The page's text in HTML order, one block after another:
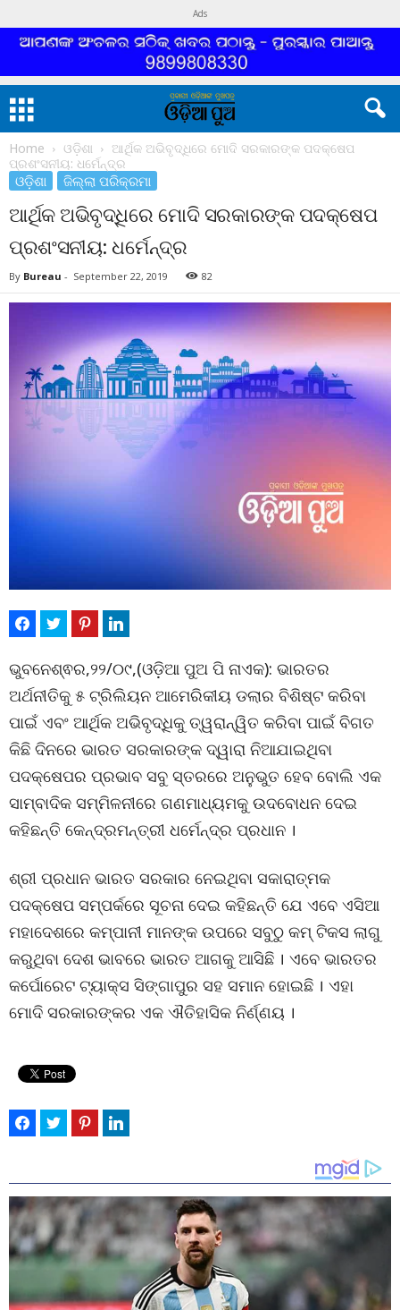
Ads
Home ଓଡ଼ିଶା
ଆର୍ଥିକ ଅଭିବୃଦ୍ଧିରେ ମୋଦି ସରକାରଙ୍କ ପଦକ୍ଷେପ
ପ୍ରଶଂସନୀୟ: ଧର୍ମେନ୍ଦ୍ର
ଓଡ଼ିଶା ଜିଲ୍ଲା ପରିକ୍ରମା
ଆର୍ଥିକ ଅଭିବୃଦ୍ଧିରେ ମୋଦି ସରକାରଙ୍କ ପଦକ୍ଷେପ
ପ୍ରଶଂସନୀୟ: ଧର୍ମେନ୍ଦ୍ର
By Bureau - September 22, 2019 82
ଭୁବନେଶ୍ଵର,୨୨/୦୯,(ଓଡ଼ିଆ ପୁଅ ପି ନାଏକ): ଭାରତର
ଅର୍ଥନୀତିକୁ ୫ ଟ୍ରିଲିୟନ ଆମେରିକୀୟ ଡଲାର ବିଶିଷ୍ଟ କରିବା
ପାଇଁ ଏବଂ ଆର୍ଥିକ ଅଭିବୃଦ୍ଧିକୁ ତ୍ୱରାନ୍ୱିତ କରିବା ପାଇଁ ବିଗତ
କିଛି ଦିନରେ ଭାରତ ସରକାରଙ୍କ ଦ୍ୱାରା ନିଆଯାଇଥିବା
ପଦକ୍ଷେପର ପ୍ରଭାବ ସବୁ ସ୍ତରରେ ଅନୁଭୁତ ହେବ ବୋଲି ଏକ
ସାମ୍ବାଦିକ ସମ୍ମିଳନୀରେ ଗଣମାଧ୍ୟମକୁ ଉଦବୋଧନ ଦେଇ
କହିଛନ୍ତି କେନ୍ଦ୍ରମନ୍ତ୍ରୀ ଧର୍ମେନ୍ଦ୍ର ପ୍ରଧାନ ।
ଶ୍ରୀ ପ୍ରଧାନ ଭାରତ ସରକାର ନେଇଥିବା ସକାରାତ୍ମକ
ପଦକ୍ଷେପ ସମ୍ପର୍କରେ ସୂଚନା ଦେଇ କହିଛନ୍ତି ଯେ ଏବେ ଏସିଆ
ମହାଦେଶରେ କମ୍ପାନୀ ମାନଙ୍କ ଉପରେ ସବୁଠୁ କମ୍ ଟିକସ ଲାଗୁ
କରୁଥିବା ଦେଶ ଭାବରେ ଭାରତ ଆଗକୁ ଆସିଛି । ଏବେ ଭାରତର
କର୍ପୋରେଟ ଟ୍ୟାକ୍ସ ସିଙ୍ଗାପୁର ସହ ସମାନ ହୋଇଛି । ଏହା
ମୋଦି ସରକାରଙ୍କର ଏକ ଐତିହାସିକ ନିର୍ଣ୍ଣୟ ।